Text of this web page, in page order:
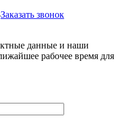
Заказать звонок
данные и наши
рабочее время для